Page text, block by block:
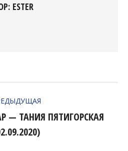
ESTER
Предыдущая
запись:
— ТАНИЯ ПЯТИГОРСКАЯ